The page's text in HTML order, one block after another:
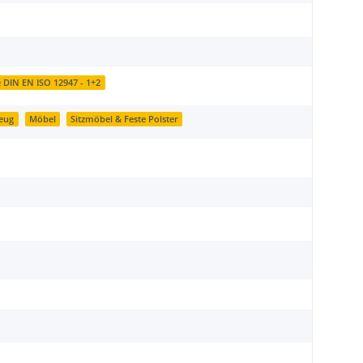
EN ISO 12947 - 1+2
Möbel Sitzmöbel & Feste Polster